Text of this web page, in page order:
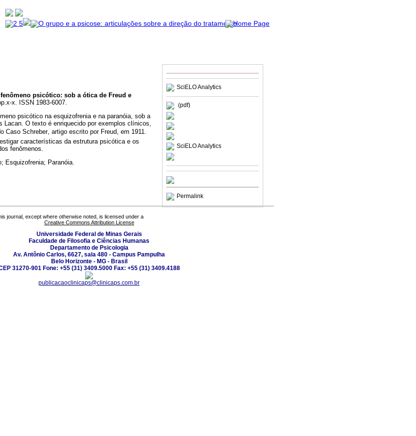
SciELO Analytics
(pdf)
SciELO Analytics
Permalink
psicótico: sob a ótica de Freud e
x. ISSN 1983-6007.
psicótico na esquizofrenia e na paranóia, sob a
Lacan. O texto é enriquecido por exemplos clínicos,
Schreber, artigo escrito por Freud, em 1911.
características da estrutura psicótica e os
fenômenos.
Esquizofrenia; Paranóia.
journal, except where otherwise noted, is licensed under a
Creative Commons Attribution License
Universidade Federal de Minas Gerais
Faculdade de Filosofia e Ciências Humanas
Departamento de Psicologia
Av. Antônio Carlos, 6627, sala 480 - Campus Pampulha
Belo Horizonte - MG - Brasil
31270-901 Fone: +55 (31) 3409.5000 Fax: +55 (31) 3409.4188
publicacaoclinicaps@clinicaps.com.br